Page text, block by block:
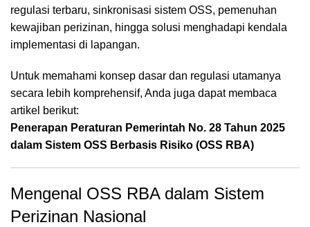
regulasi terbaru, sinkronisasi sistem OSS, pemenuhan
kewajiban perizinan, hingga solusi menghadapi kendala
implementasi di lapangan.
Untuk memahami konsep dasar dan regulasi utamanya
secara lebih komprehensif, Anda juga dapat membaca
artikel berikut:
Penerapan Peraturan Pemerintah No. 28 Tahun 2025
dalam Sistem OSS Berbasis Risiko (OSS RBA)
Mengenal OSS RBA dalam Sistem
Perizinan Nasional